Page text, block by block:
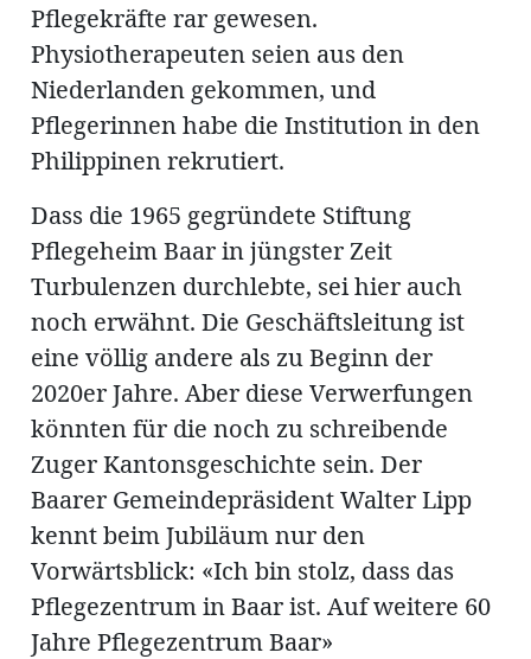
Pflegekräfte rar gewesen.
Physiotherapeuten seien aus den
Niederlanden gekommen, und
Pflegerinnen habe die Institution in den
Philippinen rekrutiert.
Dass die 1965 gegründete Stiftung
Pflegeheim Baar in jüngster Zeit
Turbulenzen durchlebte, sei hier auch
noch erwähnt. Die Geschäftsleitung ist
eine völlig andere als zu Beginn der
2020er Jahre. Aber diese Verwerfungen
könnten für die noch zu schreibende
Zuger Kantonsgeschichte sein. Der
Baarer Gemeindepräsident Walter Lipp
kennt beim Jubiläum nur den
Vorwärtsblick: «Ich bin stolz, dass das
Pflegezentrum in Baar ist. Auf weitere 60
Jahre Pflegezentrum Baar»